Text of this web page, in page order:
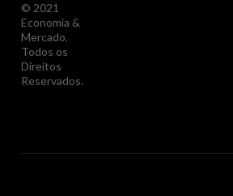
© 2021
Economia &
Mercado.
Todos os
Direitos
Reservados.